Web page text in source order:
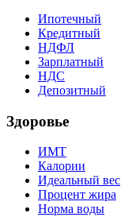
Ипотечный
Кредитный
НДФЛ
Зарплатный
НДС
Депозитный
Здоровье
ИМТ
Калории
Идеальный вес
Процент жира
Норма воды